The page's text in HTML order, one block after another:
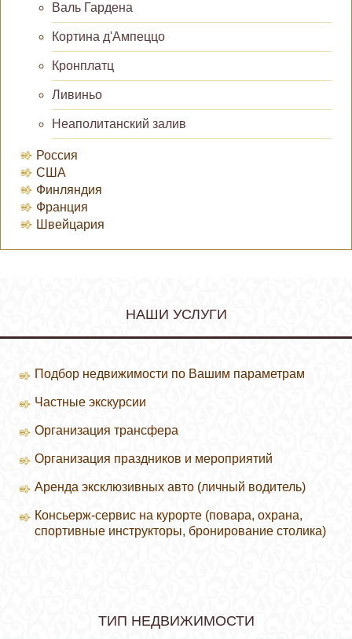
Валь Гардена
Кортина д'Ампеццо
Кронплатц
Ливиньо
Неаполитанский залив
Россия
США
Финляндия
Франция
Швейцария
НАШИ УСЛУГИ
Подбор недвижимости по Вашим параметрам
Частные экскурсии
Организация трансфера
Организация праздников и мероприятий
Аренда эксклюзивных авто (личный водитель)
Консьерж-сервис на курорте (повара, охрана,
спортивные инструкторы, бронирование столика)
ТИП НЕДВИЖИМОСТИ